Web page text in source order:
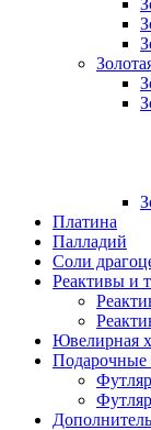
Платина
Палладий
Соли
Реактивы и
Ювелирная
Подарочные